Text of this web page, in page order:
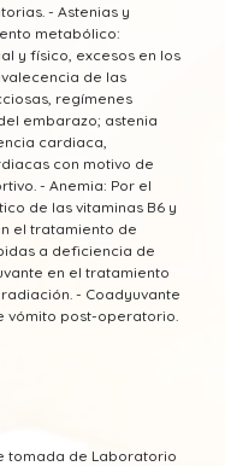
- Astenias y
metabólico:
y físico, excesos en los
de las
regímenes
embarazo; astenia
cardiaca,
con motivo de
- Anemia: Por el
de las vitaminas B6 y
el tratamiento de
a deficiencia de
en el tratamiento
- Coadyuvante
vómito post-operatorio.
tomada de Laboratorio